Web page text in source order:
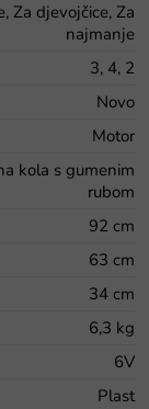
Za djevojčice, Za
najmanje
3, 4, 2
Novo
Motor
kola s gumenim
rubom
92 cm
63 cm
34 cm
6,3 kg
6V
Plast